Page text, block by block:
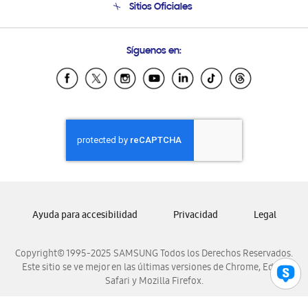
Condiciones de Compra
Soporte vía eMail
Sitios Oficiales
Samsung Ecuador
Samsung El Salvador
Samsung Honduras
Samsung Nicaragua
Samsung Panamá
Samsung Venezuela
Síguenos en:
Copyright© 1995-2025 SAMSUNG Todos los Derechos Reservados.
Este sitio se ve mejor en las últimas versiones de Chrome, Edge,
Safari y Mozilla Firefox.
Ayuda para accesibilidad Privacidad Legal